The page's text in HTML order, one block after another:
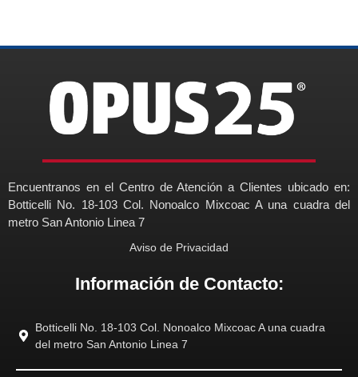
Encuentranos en el Centro de Atención a Clientes ubicado en:
Botticelli No. 18-103 Col. Nonoalco Mixcoac A una cuadra del
metro San Antonio Linea 7
Aviso de Privacidad
Información de Contacto:
Botticelli No. 18-103 Col. Nonoalco Mixcoac A una cuadra
del metro San Antonio Linea 7